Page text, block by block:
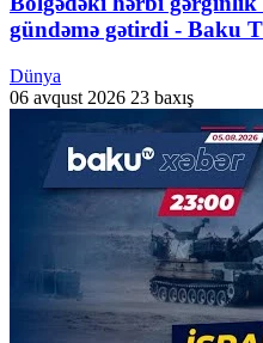
gündəmə gətirdi - Baku
Dünya
06 avqust 2026 23 baxış